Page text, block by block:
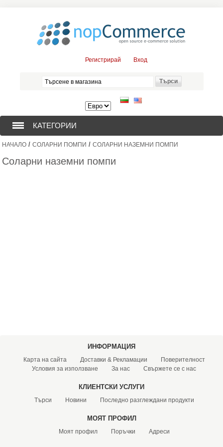
Регистрирай Вход
КАТЕГОРИИ
СОНДАЖНИ ПОМПИ (376)
КОМПОНЕНТИ ЗА ОМЕКОТИТЕЛНИ СИСТЕМИ (6)
НАЧАЛО / СОЛАРНИ ПОМПИ / СОЛАРНИ НАЗЕМНИ ПОМПИ
Соларни наземни помпи
ИНФОРМАЦИЯ
Карта на сайта Доставки & Рекламации
Поверителност
Условия за използване
За нас Свържете се с нас
КЛИЕНТСКИ УСЛУГИ
Търси Новини Последно разглеждани продукти
МОЯТ ПРОФИЛ
Моят профил Поръчки Адреси